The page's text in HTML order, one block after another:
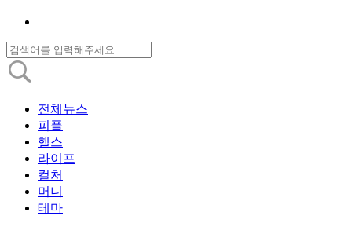
전체뉴스
피플
헬스
라이프
컬처
머니
테마